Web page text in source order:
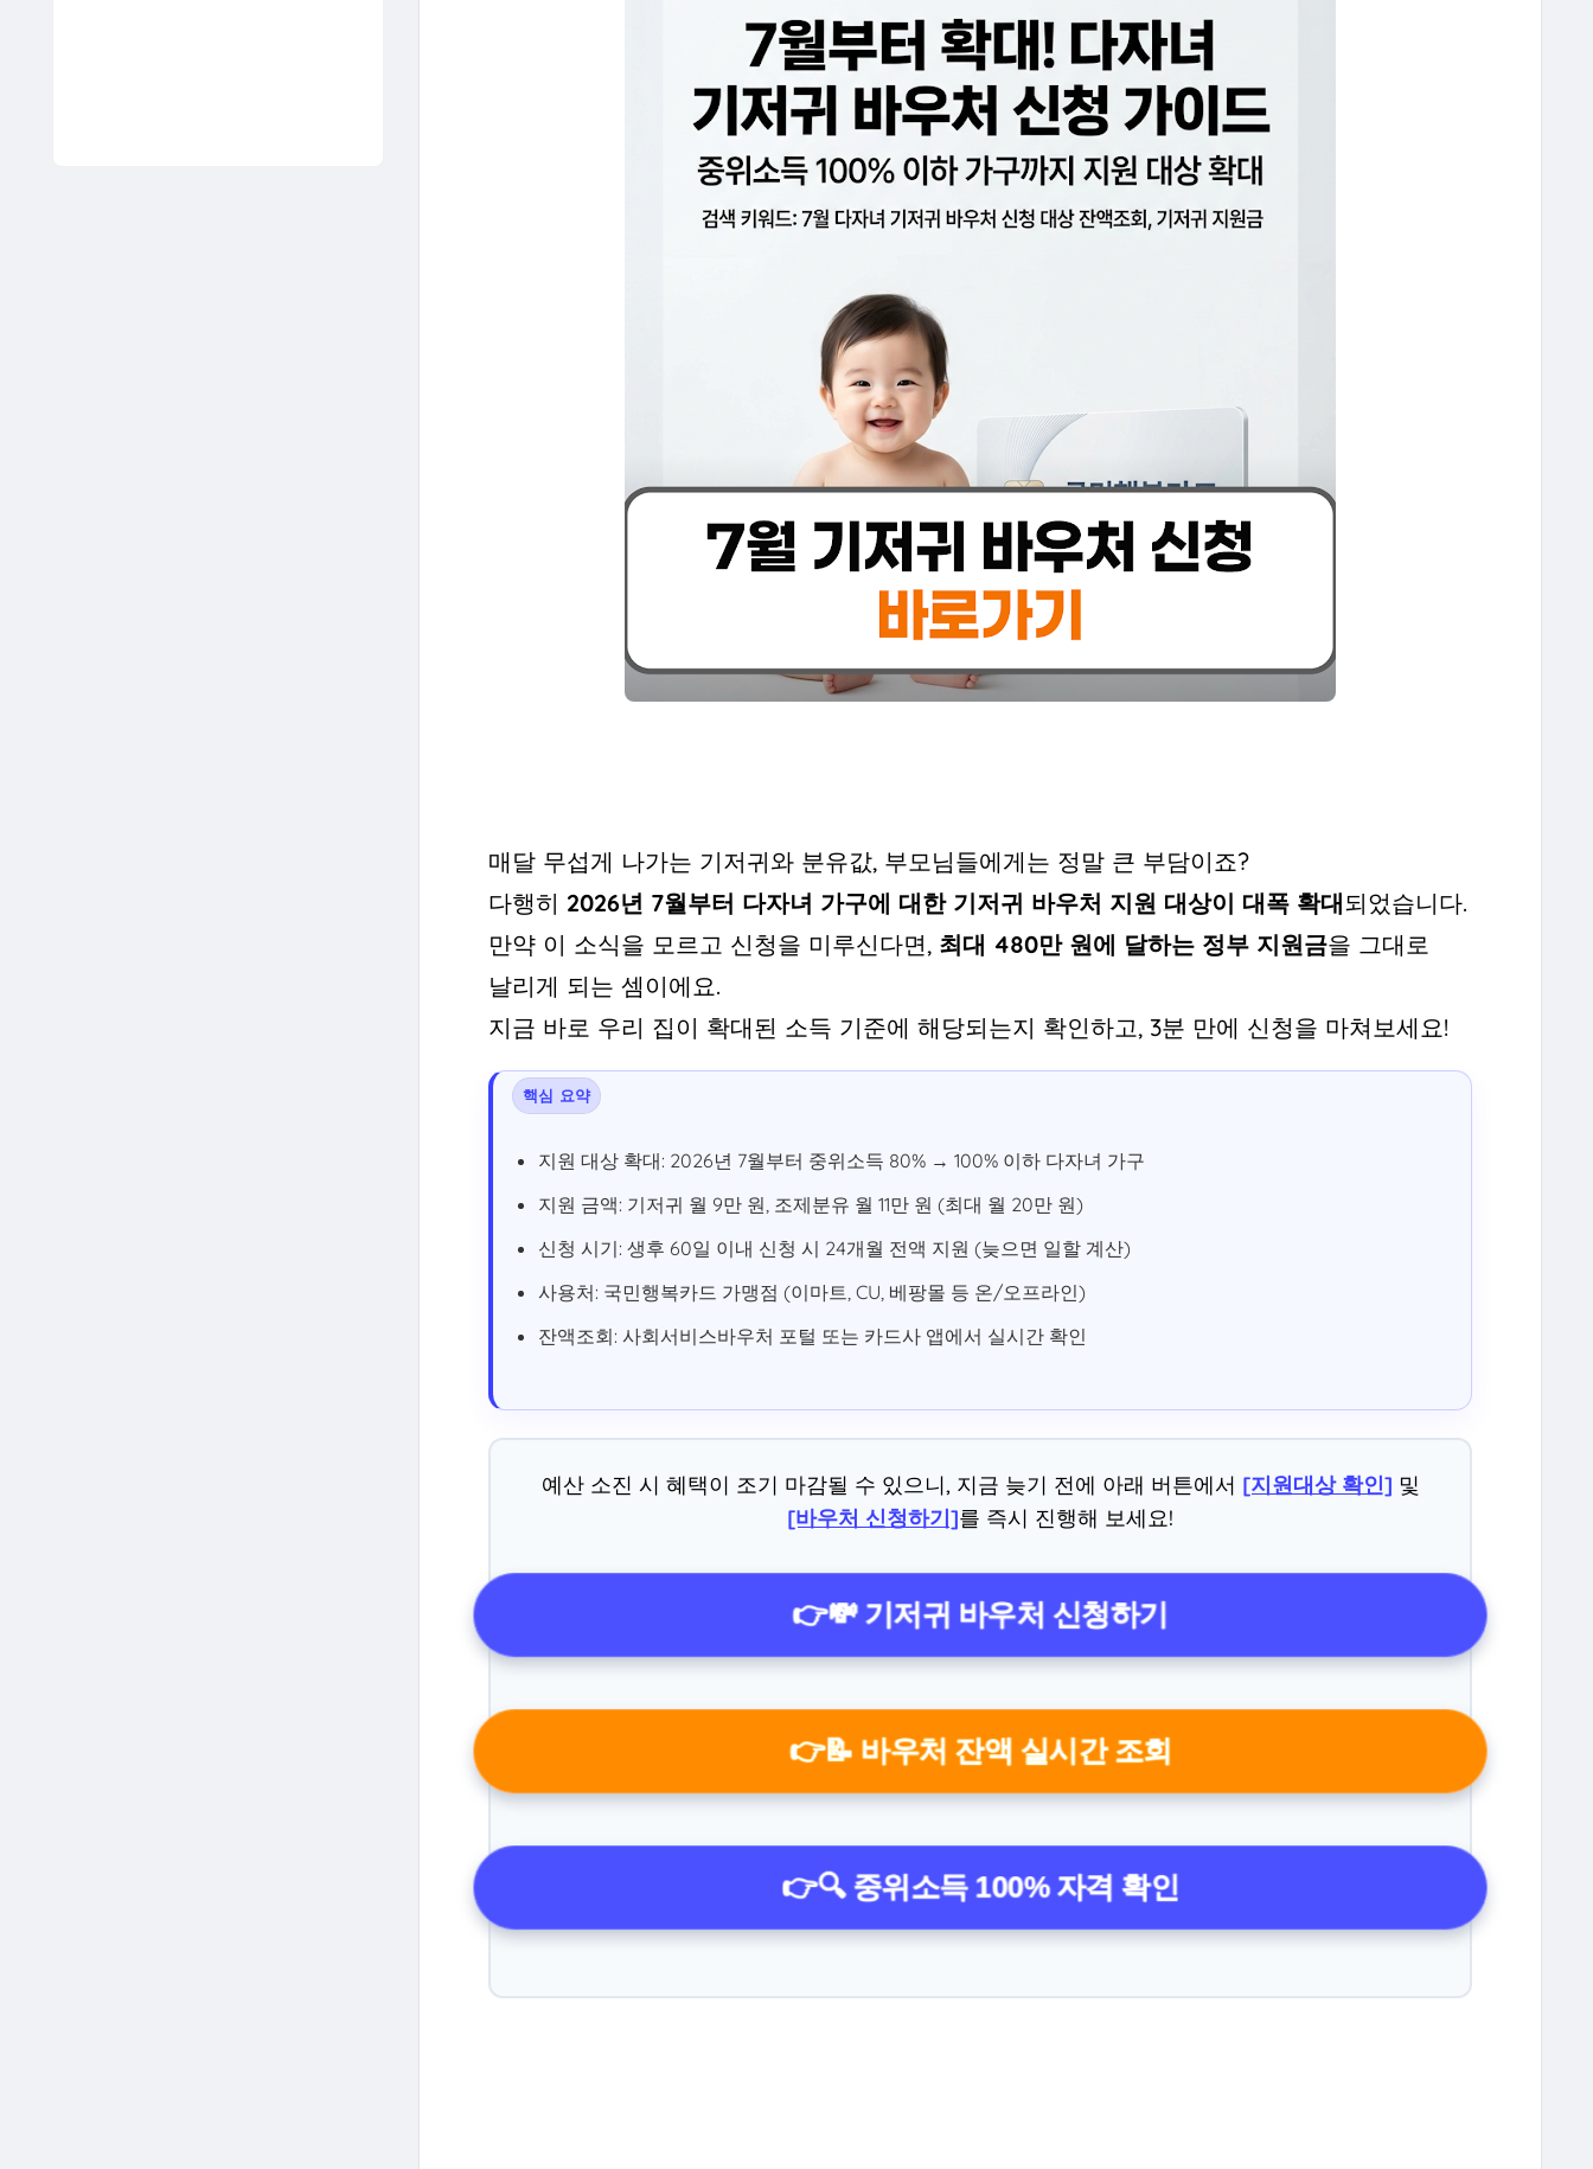
매달 무섭게 나가는 기저귀와 분유값, 부모님들에게는 정말 큰 부담이죠?
다행히 2026년 7월부터 다자녀 가구에 대한 기저귀 바우처 지원 대상이 대폭 확대되었습니다.
만약 이 소식을 모르고 신청을 미루신다면, 최대 480만 원에 달하는 정부 지원금을 그대로
날리게 되는 셈이에요.
지금 바로 우리 집이 확대된 소득 기준에 해당되는지 확인하고, 3분 만에 신청을 마쳐보세요!
지원 대상 확대: 2026년 7월부터 중위소득 80% → 100% 이하 다자녀 가구
지원 금액: 기저귀 월 9만 원, 조제분유 월 11만 원 (최대 월 20만 원)
신청 시기: 생후 60일 이내 신청 시 24개월 전액 지원 (늦으면 일할 계산)
사용처: 국민행복카드 가맹점 (이마트, CU, 베팡몰 등 온/오프라인)
잔액조회: 사회서비스바우처 포털 또는 카드사 앱에서 실시간 확인
예산 소진 시 혜택이 조기 마감될 수 있으니, 지금 늦기 전에 아래 버튼에서 [지원대상 확인] 및
[바우처 신청하기]를 즉시 진행해 보세요!
👉💸 기저귀 바우처 신청하기
👉📝 바우처 잔액 실시간 조회
👉🔍 중위소득 100% 자격 확인